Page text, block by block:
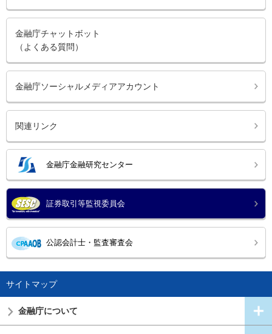
金融庁チャットボット
（よくある質問）
金融庁ソーシャルメディアアカウント
関連リンク
金融庁金融研究センター
証券取引等監視委員会
公認会計士・監査審査会
サイトマップ
金融庁について